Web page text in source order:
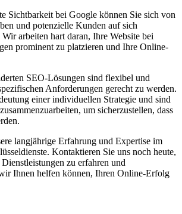
Sichtbarkeit bei Google können Sie sich von
und potenzielle Kunden auf sich
arbeiten hart daran, Ihre Website bei
prominent zu platzieren und Ihre Online-
SEO-Lösungen sind flexibel und
Anforderungen gerecht zu werden.
einer individuellen Strategie und sind
um sicherzustellen, dass
langjährige Erfahrung und Expertise im
Kontaktieren Sie uns noch heute,
zu erfahren und
Ihnen helfen können, Ihren Online-Erfolg